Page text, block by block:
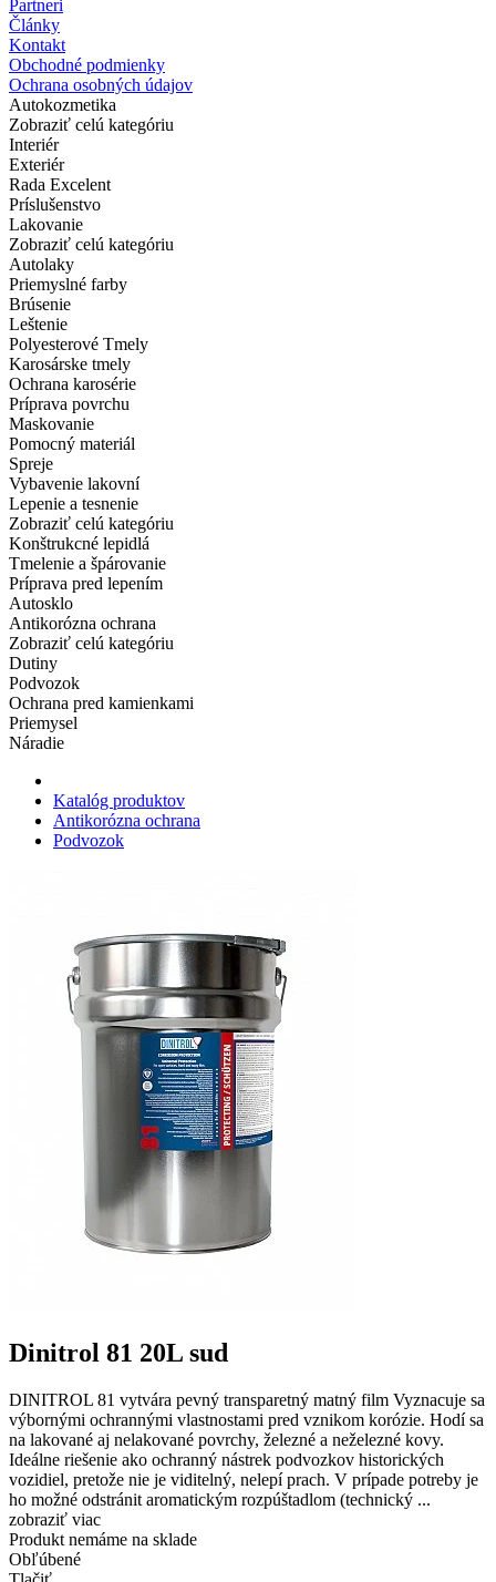
Partneri
Články
Kontakt
Obchodné podmienky
Ochrana osobných údajov
Autokozmetika
Zobraziť celú kategóriu
Interiér
Exteriér
Rada Excelent
Príslušenstvo
Lakovanie
Zobraziť celú kategóriu
Autolaky
Priemyslné farby
Brúsenie
Leštenie
Polyesterové Tmely
Karosárske tmely
Ochrana karosérie
Príprava povrchu
Maskovanie
Pomocný materiál
Spreje
Vybavenie lakovní
Lepenie a tesnenie
Zobraziť celú kategóriu
Konštrukcné lepidlá
Tmelenie a špárovanie
Príprava pred lepením
Autosklo
Antikorózna ochrana
Zobraziť celú kategóriu
Dutiny
Podvozok
Ochrana pred kamienkami
Priemysel
Náradie
Katalóg produktov
Antikorózna ochrana
Podvozok
Dinitrol 81 20L sud
DINITROL 81 vytvára pevný transparetný matný film Vyznacuje sa
výbornými ochrannými vlastnostami pred vznikom korózie. Hodí sa
na lakované aj nelakované povrchy, železné a neželezné kovy.
Ideálne riešenie ako ochranný nástrek podvozkov historických
vozidiel, pretože nie je viditelný, nelepí prach. V prípade potreby je
ho možné odstránit aromatickým rozpúštadlom (technický ...
zobraziť viac
Produkt nemáme na sklade
Obľúbené